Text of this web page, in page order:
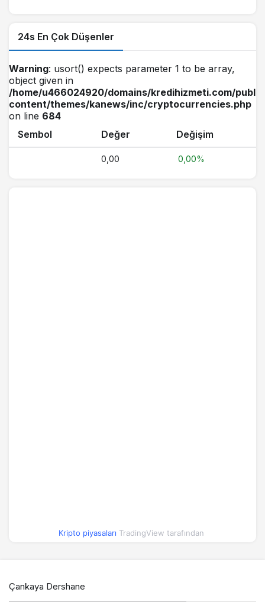
24s En Çok Düşenler
Warning: usort() expects parameter 1 to be array,
object given in
/home/u466024920/domains/kredihizmeti.com/
content/themes/kanews/inc/cryptocurrencies.php
on line 684
Sembol
Değer Değişim
0,00 0,00%
Kripto piyasaları TradingView tarafından
Çankaya Dershane